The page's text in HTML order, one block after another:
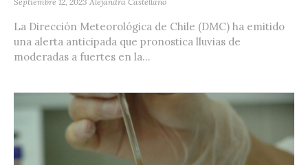
La Dirección Meteorológica de Chile (DMC) ha emitido
una alerta anticipada que pronostica lluvias de
moderadas a fuertes en la...